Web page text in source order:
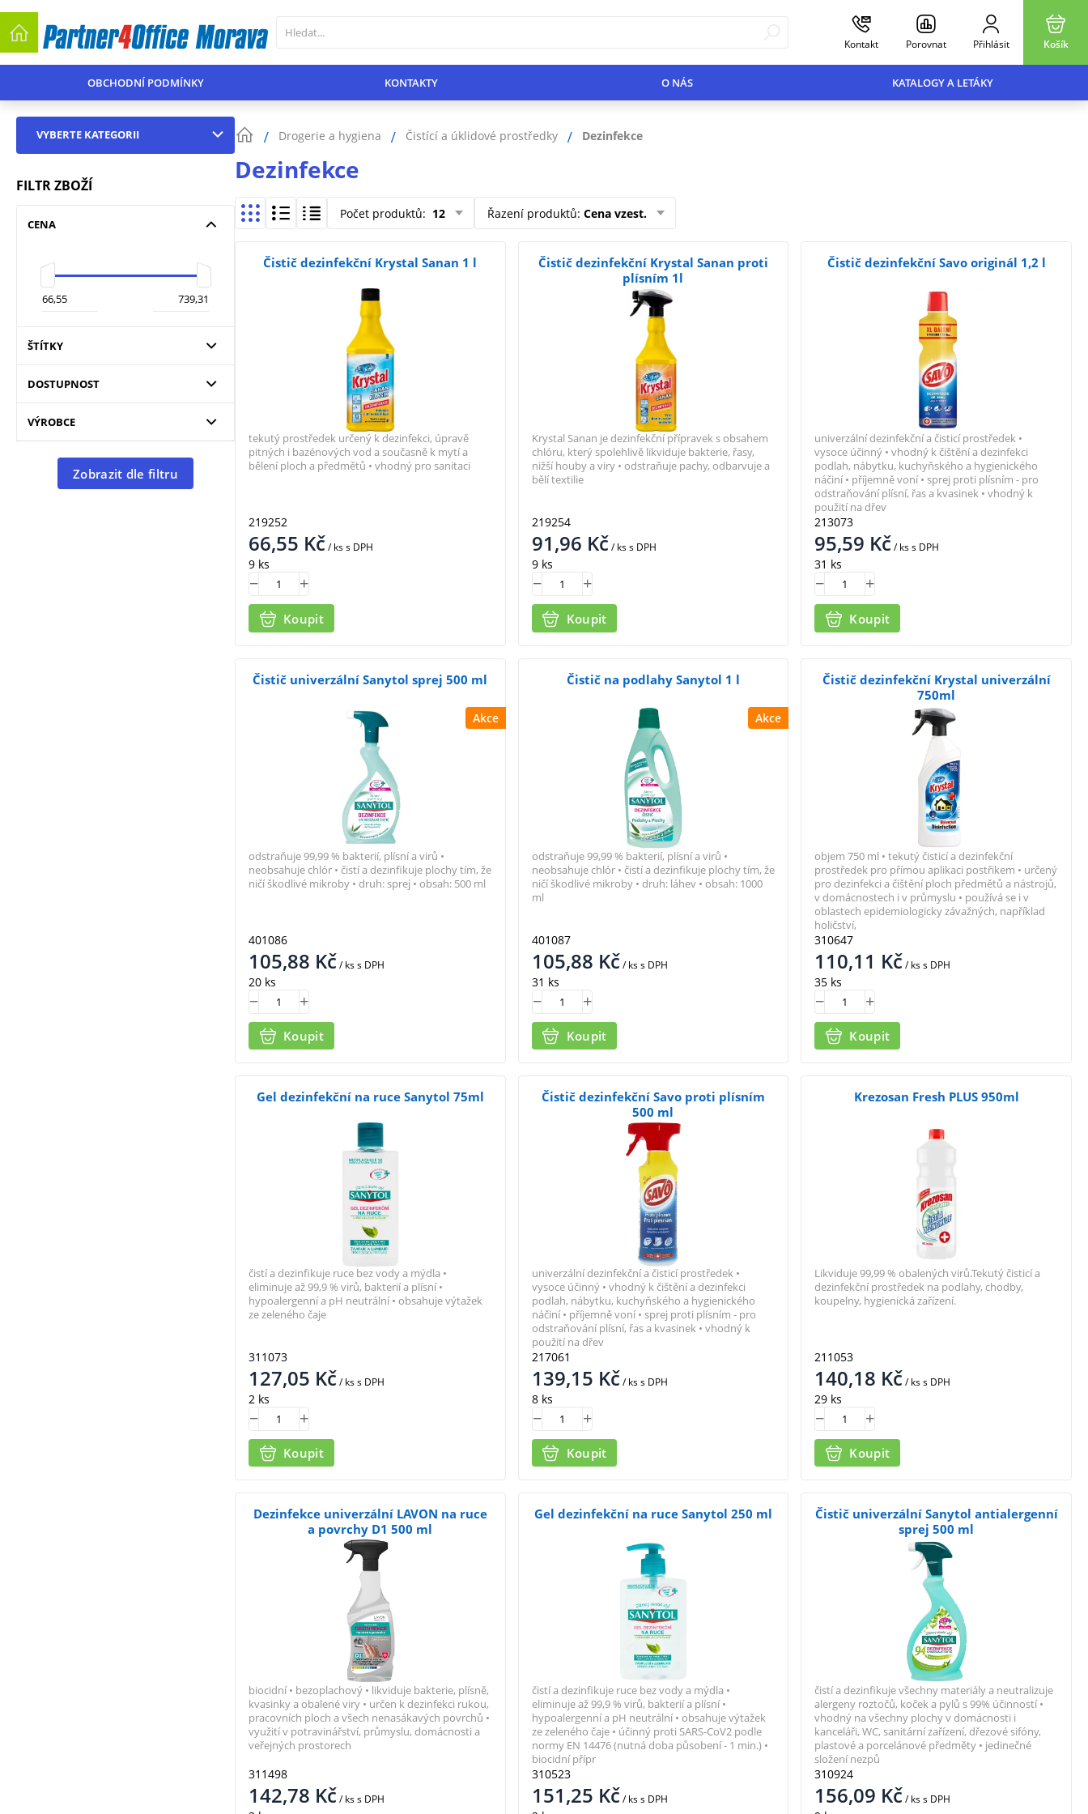
Kontakt Porovnat Přihlásit Košík
OBCHODNÍ PODMÍNKY KONTAKTY O NÁS KATALOGY A LETÁKY
VYBERTE KATEGORII
FILTR ZBOŽÍ
CENA
ŠTÍTKY
DOSTUPNOST
VÝROBCE
Zobrazit dle filtru
Drogerie a hygiena Čistící a úklidové prostředky Dezinfekce
Dezinfekce
Počet produktů: 12 Řazení produktů: Cena vzest.
Čistič dezinfekční Krystal Sanan 1 l
219252
66,55 Kč/ kss DPH
9 ks
Koupit
tekutý prostředek určený k dezinfekci, úpravě
pitných i bazénových vod a současně k mytí a
bělení ploch a předmětů • vhodný pro sanitaci
Čistič dezinfekční Krystal Sanan proti
plísním 1l
219254
91,96 Kč/ kss DPH
9 ks
Koupit
Krystal Sanan je dezinfekční přípravek s obsahem
chlóru, který spolehlivě likviduje bakterie, řasy,
nižší houby a viry • odstraňuje pachy, odbarvuje a
bělí textilie
Čistič dezinfekční Savo originál 1,2 l
213073
95,59 Kč/ kss DPH
31 ks
Koupit
univerzální dezinfekční a čisticí prostředek •
vysoce účinný • vhodný k čištění a dezinfekci
podlah, nábytku, kuchyňského a hygienického
náčiní • příjemně voní • sprej proti plísním - pro
odstraňování plísní, řas a kvasinek • vhodný k
použití na dřev
Akce
Čistič univerzální Sanytol sprej 500 ml
401086
105,88 Kč/ kss DPH
20 ks
Koupit
odstraňuje 99,99 % bakterií, plísní a virů •
neobsahuje chlór • čistí a dezinfikuje plochy tím, že
ničí škodlivé mikroby • druh: sprej • obsah: 500 ml
Akce
Čistič na podlahy Sanytol 1 l
401087
105,88 Kč/ kss DPH
31 ks
Koupit
odstraňuje 99,99 % bakterií, plísní a virů •
neobsahuje chlór • čistí a dezinfikuje plochy tím, že
ničí škodlivé mikroby • druh: láhev • obsah: 1000
ml
Čistič dezinfekční Krystal univerzální
750ml
310647
110,11 Kč/ kss DPH
35 ks
Koupit
objem 750 ml • tekutý čisticí a dezinfekční
prostředek pro přímou aplikaci postřikem • určený
pro dezinfekci a čištění ploch předmětů a nástrojů,
v domácnostech i v průmyslu • používá se i v
oblastech epidemiologicky závažných, například
holičství,
Gel dezinfekční na ruce Sanytol 75ml
311073
127,05 Kč/ kss DPH
2 ks
Koupit
čistí a dezinfikuje ruce bez vody a mýdla •
eliminuje až 99,9 % virů, bakterií a plísní •
hypoalergenní a pH neutrální • obsahuje výtažek
ze zeleného čaje
Čistič dezinfekční Savo proti plísním
500 ml
217061
139,15 Kč/ kss DPH
8 ks
Koupit
univerzální dezinfekční a čisticí prostředek •
vysoce účinný • vhodný k čištění a dezinfekci
podlah, nábytku, kuchyňského a hygienického
náčiní • příjemně voní • sprej proti plísním - pro
odstraňování plísní, řas a kvasinek • vhodný k
použití na dřev
Krezosan Fresh PLUS 950ml
211053
140,18 Kč/ kss DPH
29 ks
Koupit
Likviduje 99,99 % obalených virů.Tekutý čisticí a
dezinfekční prostředek na podlahy, chodby,
koupelny, hygienická zařízení.
Dezinfekce univerzální LAVON na ruce
a povrchy D1 500 ml
311498
142,78 Kč/ kss DPH
biocidní • bezoplachový • likviduje bakterie, plísně,
kvasinky a obalené viry • určen k dezinfekci rukou,
pracovních ploch a všech nenasákavých povrchů •
využití v potravinářství, průmyslu, domácnosti a
veřejných prostorech
Gel dezinfekční na ruce Sanytol 250 ml
310523
151,25 Kč/ kss DPH
čistí a dezinfikuje ruce bez vody a mýdla •
eliminuje až 99,9 % virů, bakterií a plísní •
hypoalergenní a pH neutrální • obsahuje výtažek
ze zeleného čaje • účinný proti SARS-CoV2 podle
normy EN 14476 (nutná doba působení - 1 min.) •
biocidní přípr
Čistič univerzální Sanytol antialergenní
sprej 500 ml
310924
156,09 Kč/ kss DPH
čistí a dezinfikuje všechny materiály a neutralizuje
alergeny roztočů, koček a pylů s 99% účinností •
vhodný na všechny plochy v domácnosti i
kanceláři, WC, sanitární zařízení, dřezové sifóny,
plastové a porcelánové předměty • jedinečné
složení nezpů